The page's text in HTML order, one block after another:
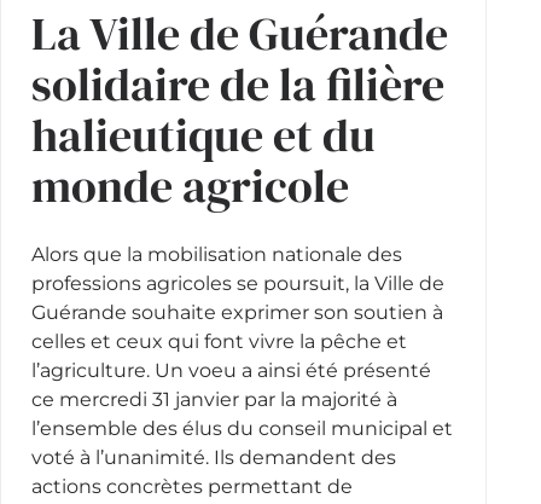
La Ville de Guérande
solidaire de la filière
halieutique et du
monde agricole
Alors que la mobilisation nationale des
professions agricoles se poursuit, la Ville de
Guérande souhaite exprimer son soutien à
celles et ceux qui font vivre la pêche et
l’agriculture. Un voeu a ainsi été présenté
ce mercredi 31 janvier par la majorité à
l’ensemble des élus du conseil municipal et
voté à l’unanimité. Ils demandent des
actions concrètes permettant de